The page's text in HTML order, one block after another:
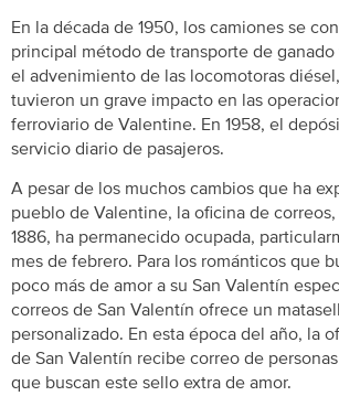
En la década de 1950, los camiones se
principal método de transporte de
el advenimiento de las locomotoras
tuvieron un grave impacto en las
ferroviario de Valentine. En 1958, el
servicio diario de pasajeros.
A pesar de los muchos cambios que ha
pueblo de Valentine, la oficina de
1886, ha permanecido ocupada,
mes de febrero. Para los románticos que
poco más de amor a su San Valentín
correos de San Valentín ofrece un
personalizado. En esta época del año, la
de San Valentín recibe correo de
que buscan este sello extra de amor.